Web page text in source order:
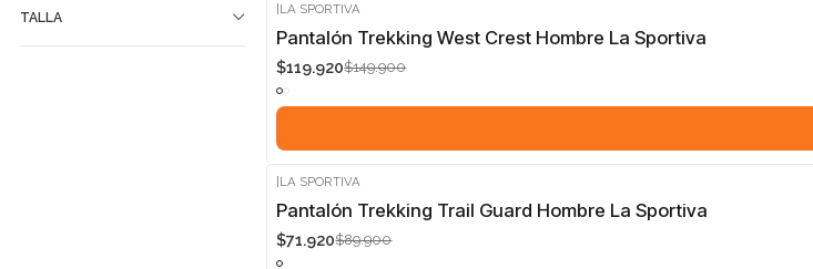
TALLA
-20%
LA SPORTIVA
Pantalón Trekking West Crest Hombre La Sportiva
$119.920$149.900
-20%
LA SPORTIVA
Pantalón Trekking Trail Guard Hombre La Sportiva
$71.920$89.900